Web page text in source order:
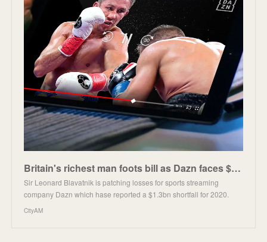
Britain's richest man foots bill as Dazn faces $1.3bn in losses
Sir Leonard Blavatnik is patching losses for sports streaming
company Dazn which hase reported a $1.3bn shortfall for 2020.
CityAM